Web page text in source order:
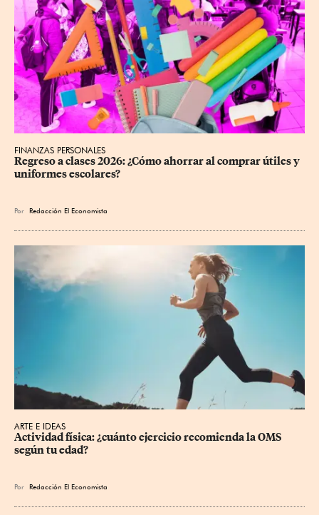
FINANZAS PERSONALES
Regreso a clases 2026: ¿Cómo ahorrar al comprar útiles y
uniformes escolares?
Por Redacción El Economista
ARTE E IDEAS
Actividad física: ¿cuánto ejercicio recomienda la OMS
según tu edad?
Por Redacción El Economista